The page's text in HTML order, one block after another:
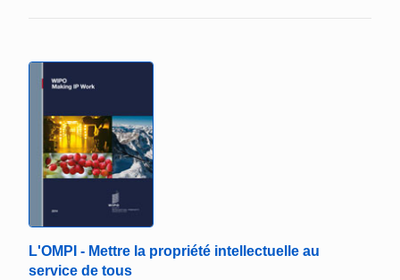
L'OMPI - Mettre la propriété intellectuelle au
service de tous